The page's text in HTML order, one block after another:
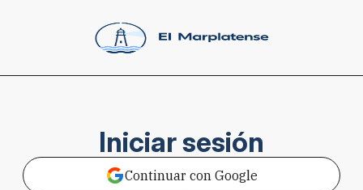
Iniciar sesión
Continuar con Google